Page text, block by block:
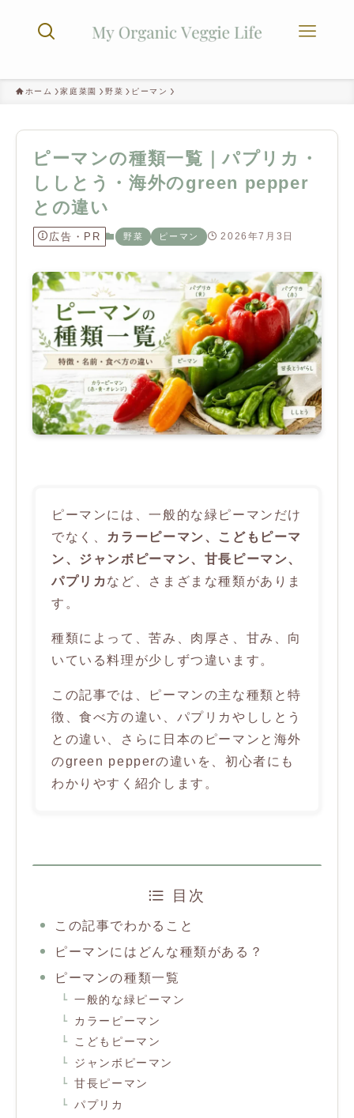
ホーム 家庭菜園 野菜 ピーマン
ピーマンの種類一覧｜パプリカ・
ししとう・海外のgreen pepper
との違い
広告・PR 野菜 ピーマン 2026年7月3日
ピーマンには、一般的な緑ピーマンだけ
でなく、 カラーピーマン、こどもピーマ
ン、ジャンボピーマン、甘長ピーマン、
パプリカ など、さまざまな種類がありま
す。
種類によって、苦み、肉厚さ、甘み、向
いている料理が少しずつ違います。
この記事では、ピーマンの主な種類と特
徴、食べ方の違い、パプリカやししとう
との違い、さらに日本のピーマンと海外
のgreen pepperの違いを、初心者にも
わかりやすく紹介します。
目次
この記事でわかること
ピーマンにはどんな種類がある？
ピーマンの種類一覧
一般的な緑ピーマン
カラーピーマン
こどもピーマン
ジャンボピーマン
甘長ピーマン
パプリカ